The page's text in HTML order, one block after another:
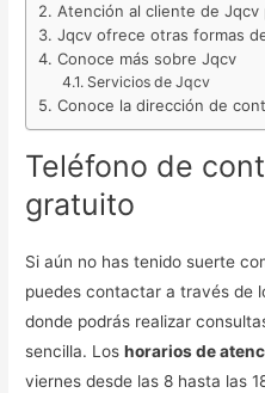
Atención al cliente de
Jqcv ofrece otras formas
Conoce más sobre Jqcv
Servicios de Jqcv
Conoce la dirección de
Teléfono de
gratuito
Si aún no has tenido suerte
puedes contactar a través de
donde podrás realizar
sencilla. Loshorarios de
viernes desde las 8 hasta las